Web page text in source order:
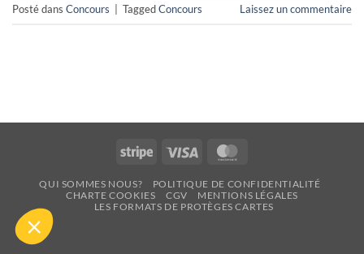
Posté dans Concours TaggedConcours Laissez un commentaire
Stripe Visa
QUI SOMMES NOUS?
POLITIQUE DE CONFIDENTIALITÉ
CHARTE COOKIES
CGV
MENTIONS LÉGALES
LES FORMATS DE PROTÈGES CARTES